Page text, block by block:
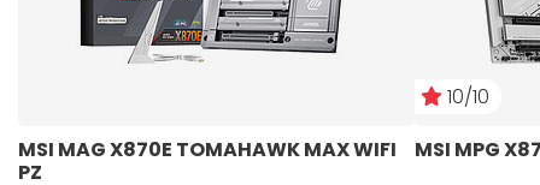
MSI MAG X870E TOMAHAWK MAX WIFI
PZ
10/10
MSI MPG